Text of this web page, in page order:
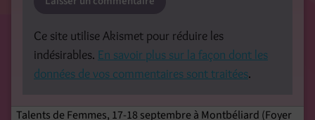
Ce site utilise Akismet pour réduire les
indésirables. En savoir plus sur la façon dont les
données de vos commentaires sont traitées.
Talents de Femmes, 17-18 septembre à Montbéliard (Foyer